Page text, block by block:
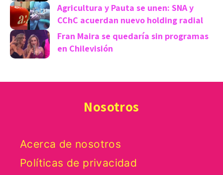
Agricultura y Pauta se unen: SNA y
CChC acuerdan nuevo holding radial
Fran Maira se quedaría sin programas
en Chilevisión
Nosotros
Acerca de nosotros
Políticas de privacidad